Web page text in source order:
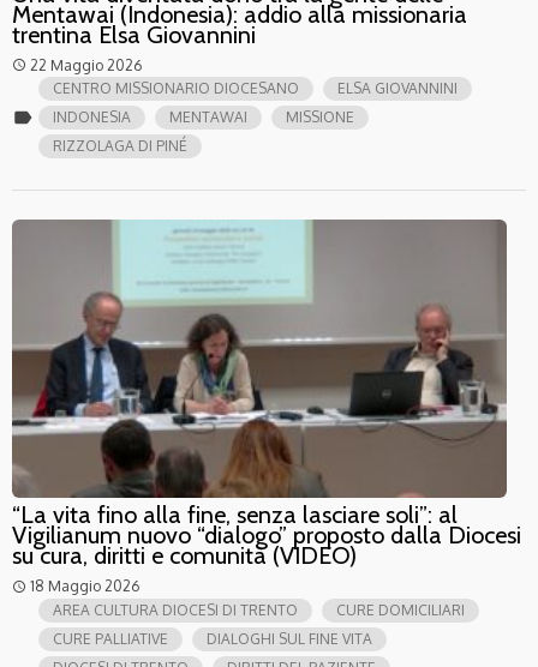
Mentawai (Indonesia): addio alla missionaria
trentina Elsa Giovannini
access_time 22 Maggio 2026
label
CENTRO MISSIONARIO DIOCESANO
ELSA GIOVANNINI
INDONESIA
MENTAWAI
MISSIONE
RIZZOLAGA DI PINÉ
“La vita fino alla fine, senza lasciare soli”: al
Vigilianum nuovo “dialogo” proposto dalla Diocesi
su cura, diritti e comunità (VIDEO)
access_time 18 Maggio 2026
AREA CULTURA DIOCESI DI TRENTO
CURE DOMICILIARI
CURE PALLIATIVE
DIALOGHI SUL FINE VITA